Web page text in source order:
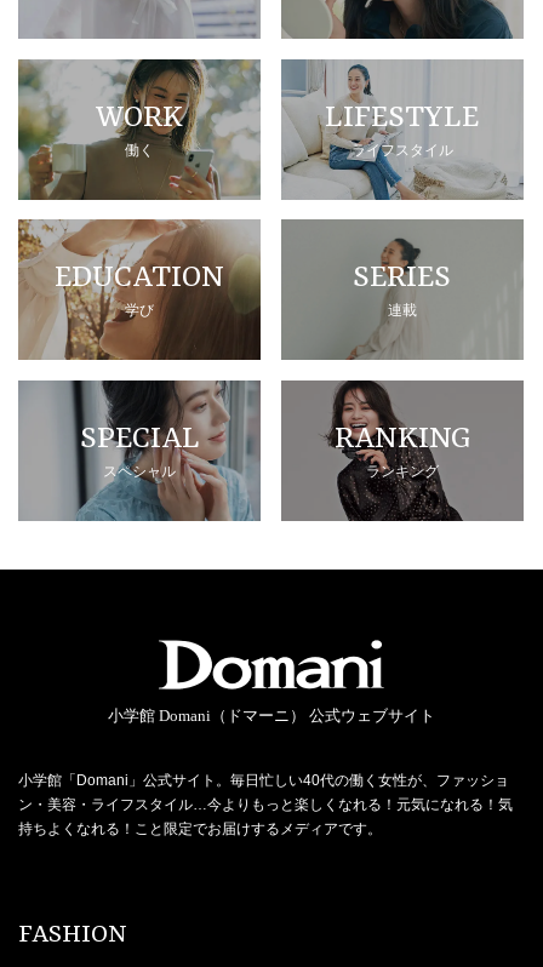
WORK
働く
LIFESTYLE
ライフスタイル
EDUCATION
学び
SERIES
連載
SPECIAL
スペシャル
RANKING
ランキング
小学館 Domani（ドマーニ） 公式ウェブサイト
小学館「Domani」公式サイト。毎日忙しい40代の働く女性が、ファッショ
ン・美容・ライフスタイル…今よりもっと楽しくなれる！元気になれる！気
持ちよくなれる！こと限定でお届けするメディアです。
FASHION